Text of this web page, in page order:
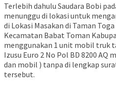
Terlebih dahulu Saudara Bobi
menunggu di lokasi untuk
di Lokasi Masakan di Taman
Kecamatan Babat Toman
menggunakan 1 unit mobil truk
Izusu Euro 2 No Pol BD 8200 AQ
dan mobil ) tanpa di lengkap
tersebut.